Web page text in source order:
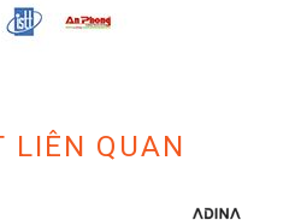
LIÊN QUAN